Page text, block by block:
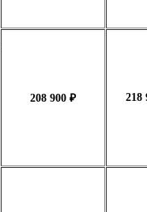
208 900 ₽ 218